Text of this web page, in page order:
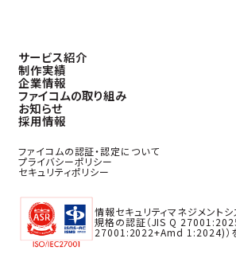
サービス紹介
制作実績
企業情報
ファイコムの取り組み
お知らせ
採用情報
ファイコムの認証・認定について
プライバシーポリシー
セキュリティポリシー
情報セキュリティマネジメント
規格の認証（JIS Q
27001:2022+Amd 1:2024)）